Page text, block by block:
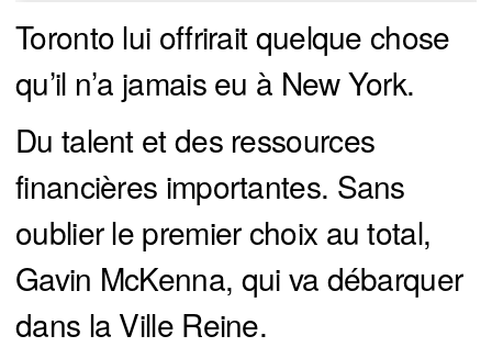
Toronto lui offrirait quelque chose
qu’il n’a jamais eu à New York.
Du talent et des ressources
financières importantes. Sans
oublier le premier choix au total,
Gavin McKenna, qui va débarquer
dans la Ville Reine.